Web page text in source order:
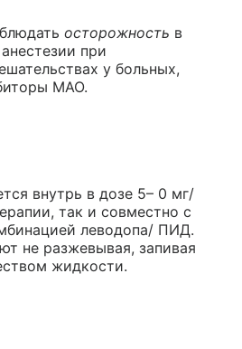
осторожность в
при
у больных,
МАО.
внутрь в дозе 5– 0 мг/
так и совместно с
леводопа/ ПИД.
не разжевывая, запивая
жидкости.